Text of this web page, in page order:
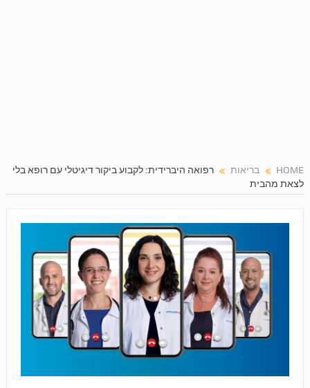
HOME בריאות
רפואה היברידית: לקבוע ביקור דיגיטלי עם רופא בלי
לצאת מהבית